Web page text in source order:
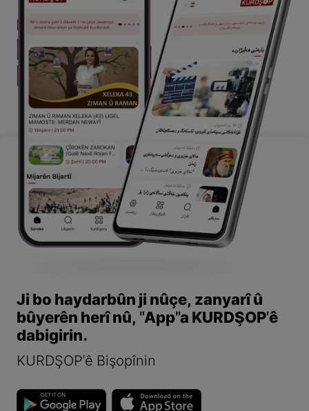
Ji bo haydarbûn ji nûçe, zanyarî û
bûyerên herî nû, "App"a KURDŞOP'ê
dabigirin.
KURDŞOP'ê Bişopînin